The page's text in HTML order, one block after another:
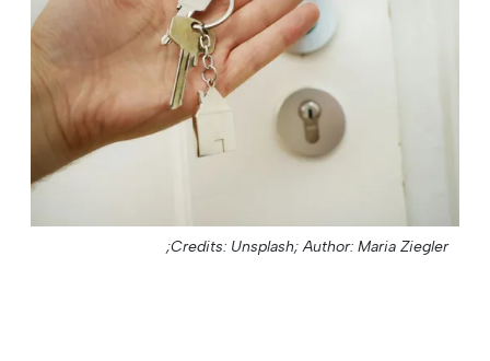
Credits: Unsplash; Author: Maria Ziegler;